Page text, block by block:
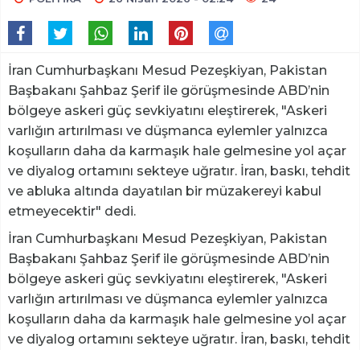
İran Cumhurbaşkanı Mesud Pezeşkiyan, Pakistan
Başbakanı Şahbaz Şerif ile görüşmesinde ABD’nin
bölgeye askeri güç sevkiyatını eleştirerek, "Askeri
varlığın artırılması ve düşmanca eylemler yalnızca
koşulların daha da karmaşık hale gelmesine yol açar
ve diyalog ortamını sekteye uğratır. İran, baskı, tehdit
ve abluka altında dayatılan bir müzakereyi kabul
etmeyecektir" dedi.
İran Cumhurbaşkanı Mesud Pezeşkiyan, Pakistan
Başbakanı Şahbaz Şerif ile görüşmesinde ABD’nin
bölgeye askeri güç sevkiyatını eleştirerek, "Askeri
varlığın artırılması ve düşmanca eylemler yalnızca
koşulların daha da karmaşık hale gelmesine yol açar
ve diyalog ortamını sekteye uğratır. İran, baskı, tehdit